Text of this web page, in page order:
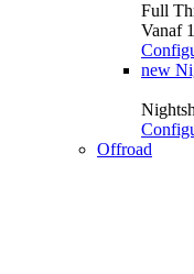
Full
Vanaf
new
Offroad